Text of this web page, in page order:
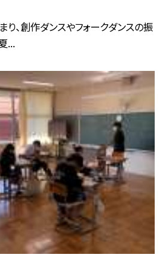
り、創作ダンスやフォークダンスの振
...